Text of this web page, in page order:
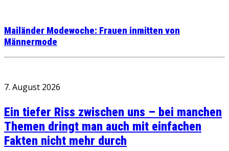
Mailänder Modewoche: Frauen inmitten von
Männermode
7. August 2026
Ein tiefer Riss zwischen uns – bei manchen
Themen dringt man auch mit einfachen
Fakten nicht mehr durch